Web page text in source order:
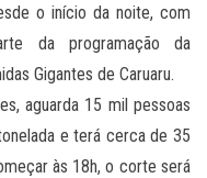
o início da noite, com
da programação da
Gigantes de Caruaru.
aguarda 15 mil pessoas
e terá cerca de 35
às 18h, o corte será